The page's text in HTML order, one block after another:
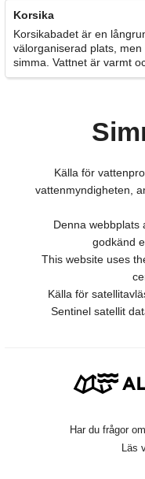
Korsika
Korsikabadet är en
välorganiserad plats,
simma. Vattnet är varmt
Källa för
vattenmyndigheten,
Denna webbplats
godkänd
This website uses
Källa för
Sentinel satellit
Har du frågor
Läs